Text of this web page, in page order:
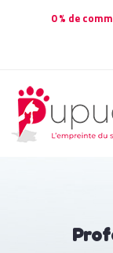
0 % de